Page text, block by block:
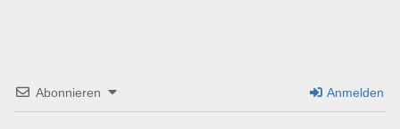
Abonnieren Anmelden